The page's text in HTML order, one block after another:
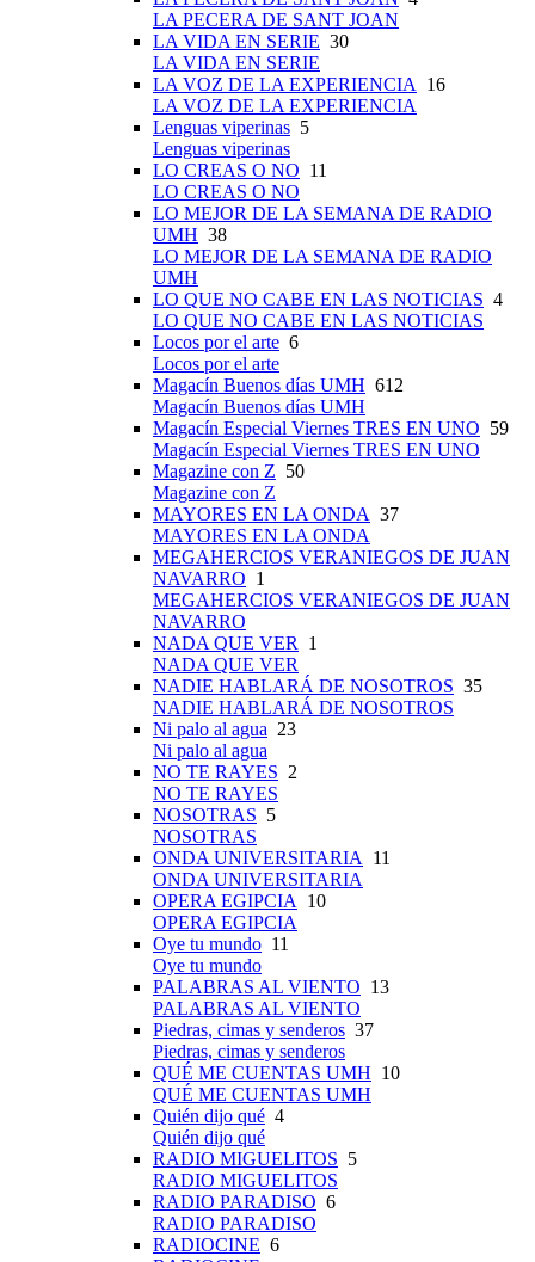
LA PECERA DE SANT JOAN
LA VIDA EN SERIE 30
LA VIDA EN SERIE
LA VOZ DE LA EXPERIENCIA 16
LA VOZ DE LA EXPERIENCIA
Lenguas viperinas 5
Lenguas viperinas
LO CREAS O NO 11
LO CREAS O NO
LO MEJOR DE LA SEMANA DE RADIO
UMH 38
LO MEJOR DE LA SEMANA DE RADIO
UMH
LO QUE NO CABE EN LAS NOTICIAS 4
LO QUE NO CABE EN LAS NOTICIAS
Locos por el arte 6
Locos por el arte
Magacín Buenos días UMH 612
Magacín Buenos días UMH
Magacín Especial Viernes TRES EN UNO 59
Magacín Especial Viernes TRES EN UNO
Magazine con Z 50
Magazine con Z
MAYORES EN LA ONDA 37
MAYORES EN LA ONDA
MEGAHERCIOS VERANIEGOS DE JUAN
NAVARRO 1
MEGAHERCIOS VERANIEGOS DE JUAN
NAVARRO
NADA QUE VER 1
NADA QUE VER
NADIE HABLARÁ DE NOSOTROS 35
NADIE HABLARÁ DE NOSOTROS
Ni palo al agua 23
Ni palo al agua
NO TE RAYES 2
NO TE RAYES
NOSOTRAS 5
NOSOTRAS
ONDA UNIVERSITARIA 11
ONDA UNIVERSITARIA
OPERA EGIPCIA 10
OPERA EGIPCIA
Oye tu mundo 11
Oye tu mundo
PALABRAS AL VIENTO 13
PALABRAS AL VIENTO
Piedras, cimas y senderos 37
Piedras, cimas y senderos
QUÉ ME CUENTAS UMH 10
QUÉ ME CUENTAS UMH
Quién dijo qué 4
Quién dijo qué
RADIO MIGUELITOS 5
RADIO MIGUELITOS
RADIO PARADISO 6
RADIO PARADISO
RADIOCINE 6